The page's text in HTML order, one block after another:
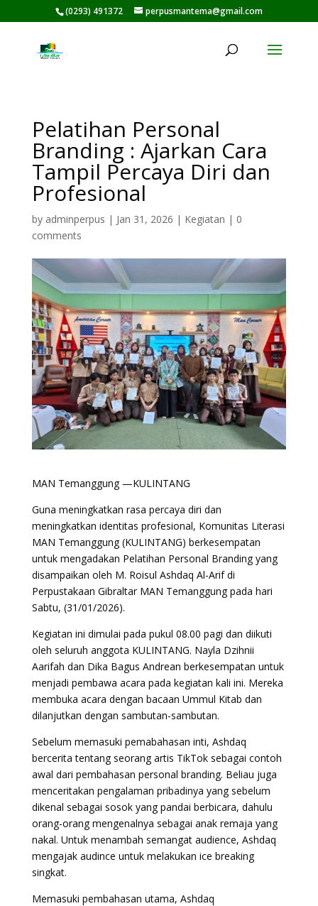
(0293) 491372 perpusmantema@gmail.com
Pelatihan Personal
Branding : Ajarkan Cara
Tampil Percaya Diri dan
Profesional
by adminperpus | Jan 31, 2026 | Kegiatan | 0
comments
MAN Temanggung —KULINTANG
Guna meningkatkan rasa percaya diri dan
meningkatkan identitas profesional, Komunitas Literasi
MAN Temanggung (KULINTANG) berkesempatan
untuk mengadakan Pelatihan Personal Branding yang
disampaikan oleh M. Roisul Ashdaq Al-Arif di
Perpustakaan Gibraltar MAN Temanggung pada hari
Sabtu, (31/01/2026).
Kegiatan ini dimulai pada pukul 08.00 pagi dan diikuti
oleh seluruh anggota KULINTANG. Nayla Dzihnii
Aarifah dan Dika Bagus Andrean berkesempatan untuk
menjadi pembawa acara pada kegiatan kali ini. Mereka
membuka acara dengan bacaan Ummul Kitab dan
dilanjutkan dengan sambutan-sambutan.
Sebelum memasuki pemabahasan inti, Ashdaq
bercerita tentang seorang artis TikTok sebagai contoh
awal dari pembahasan personal branding. Beliau juga
menceritakan pengalaman pribadinya yang sebelum
dikenal sebagai sosok yang pandai berbicara, dahulu
orang-orang mengenalnya sebagai anak remaja yang
nakal. Untuk menambah semangat audience, Ashdaq
mengajak audince untuk melakukan ice breaking
singkat.
Memasuki pembahasan utama, Ashdaq